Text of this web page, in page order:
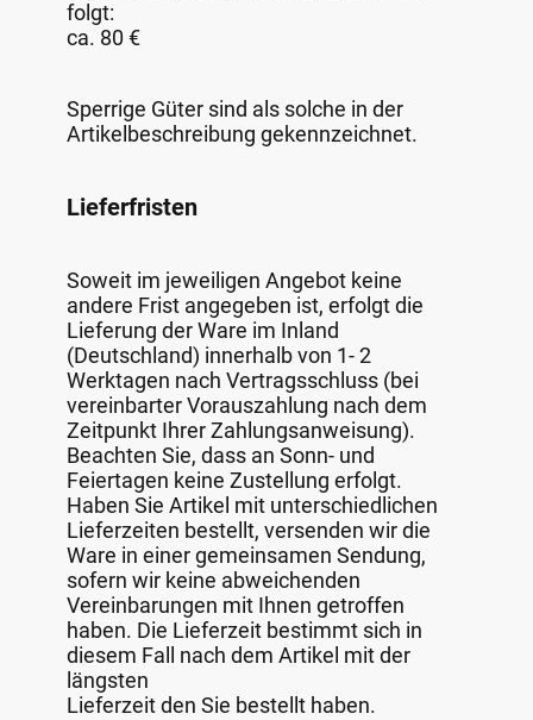
folgt:
ca. 80 €
Sperrige Güter sind als solche in der
Artikelbeschreibung gekennzeichnet.
Lieferfristen
Soweit im jeweiligen Angebot keine
andere Frist angegeben ist, erfolgt die
Lieferung der Ware im Inland
(Deutschland) innerhalb von 1- 2
Werktagen nach Vertragsschluss (bei
vereinbarter Vorauszahlung nach dem
Zeitpunkt Ihrer Zahlungsanweisung).
Beachten Sie, dass an Sonn- und
Feiertagen keine Zustellung erfolgt.
Haben Sie Artikel mit unterschiedlichen
Lieferzeiten bestellt, versenden wir die
Ware in einer gemeinsamen Sendung,
sofern wir keine abweichenden
Vereinbarungen mit Ihnen getroffen
haben. Die Lieferzeit bestimmt sich in
diesem Fall nach dem Artikel mit der
längsten
Lieferzeit den Sie bestellt haben.